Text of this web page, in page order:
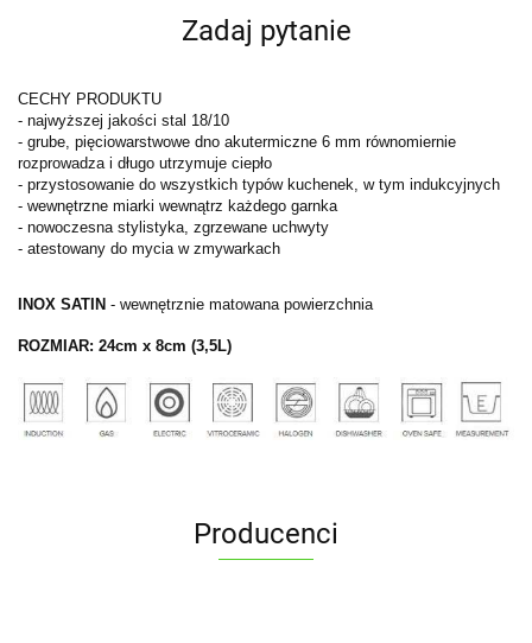
Zadaj pytanie
CECHY PRODUKTU
- najwyższej jakości stal 18/10
- grube, pięciowarstwowe dno akutermiczne 6 mm równomiernie
rozprowadza i długo utrzymuje ciepło
- przystosowanie do wszystkich typów kuchenek, w tym indukcyjnych
- wewnętrzne miarki wewnątrz każdego garnka
- nowoczesna stylistyka, zgrzewane uchwyty
- atestowany do mycia w zmywarkach
INOX SATIN - wewnętrznie matowana powierzchnia
ROZMIAR: 24cm x 8cm (3,5L)
Producenci